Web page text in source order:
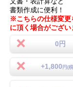
書類作成に便利！
※こちらの仕様変更
に頂く場合がござい
0円
+1,800 円(